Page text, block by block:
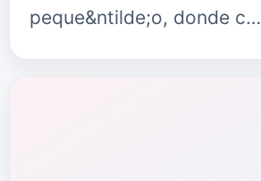
peque&ntilde;o, donde c…